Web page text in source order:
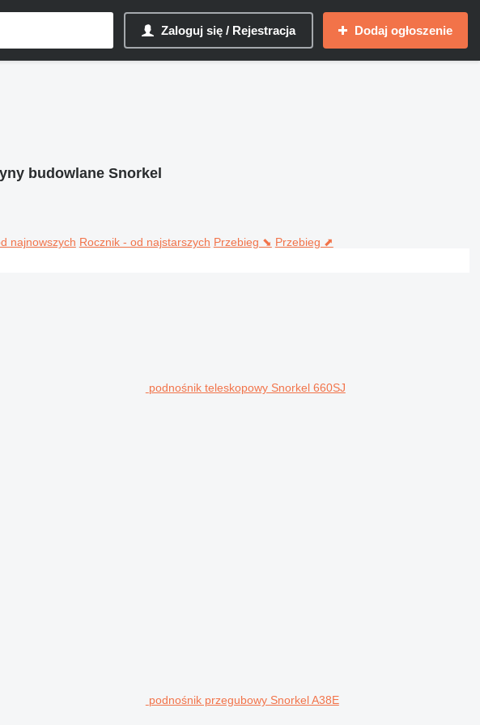
Zaloguj się / Rejestracja Dodaj ogłoszenie
budowlane Snorkel
najnowszych Rocznik - od najstarszych Przebieg ⬊ Przebieg ⬈
podnośnik teleskopowy Snorkel 660SJ
podnośnik przegubowy Snorkel A38E